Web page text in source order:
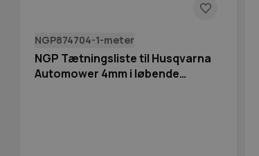
NGP874704-1-meter
NGP Tætningsliste til Husqvarna
Automower 4mm i løbende